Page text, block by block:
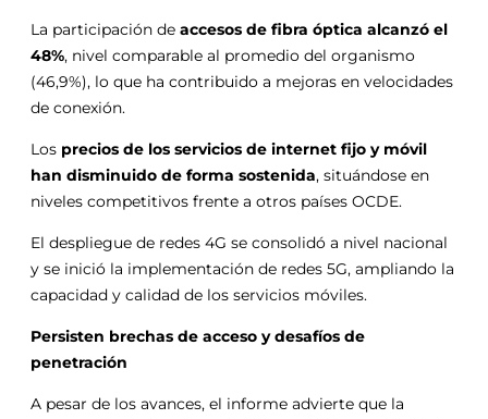
La participación de accesos de fibra óptica alcanzó el
48%, nivel comparable al promedio del organismo
(46,9%), lo que ha contribuido a mejoras en velocidades
de conexión.
Los precios de los servicios de internet fijo y móvil
han disminuido de forma sostenida, situándose en
niveles competitivos frente a otros países OCDE.
El despliegue de redes 4G se consolidó a nivel nacional
y se inició la implementación de redes 5G, ampliando la
capacidad y calidad de los servicios móviles.
Persisten brechas de acceso y desafíos de
penetración
A pesar de los avances, el informe advierte que la